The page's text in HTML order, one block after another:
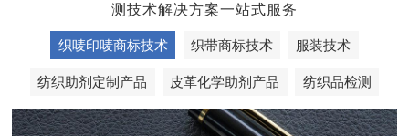
测技术解决方案一站式服务
织唛印唛商标技术 织带商标技术 服装技术
纺织助剂定制产品 皮革化学助剂产品 纺织品检测